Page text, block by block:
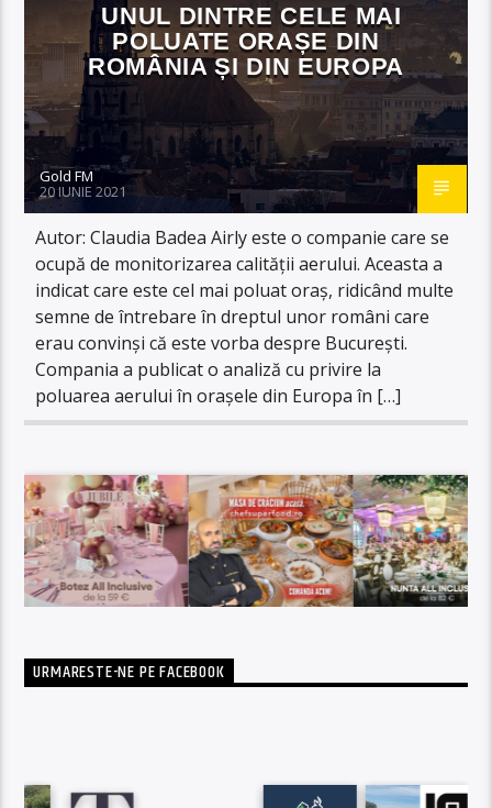
UNUL DINTRE CELE MAI
POLUATE ORAȘE DIN
ROMÂNIA ȘI DIN EUROPA
Gold FM
20 IUNIE 2021
Autor: Claudia Badea Airly este o companie care se
ocupă de monitorizarea calității aerului. Aceasta a
indicat care este cel mai poluat oraș, ridicând multe
semne de întrebare în dreptul unor români care
erau convinși că este vorba despre București.
Compania a publicat o analiză cu privire la
poluarea aerului în orașele din Europa în […]
URMARESTE-NE PE FACEBOOK